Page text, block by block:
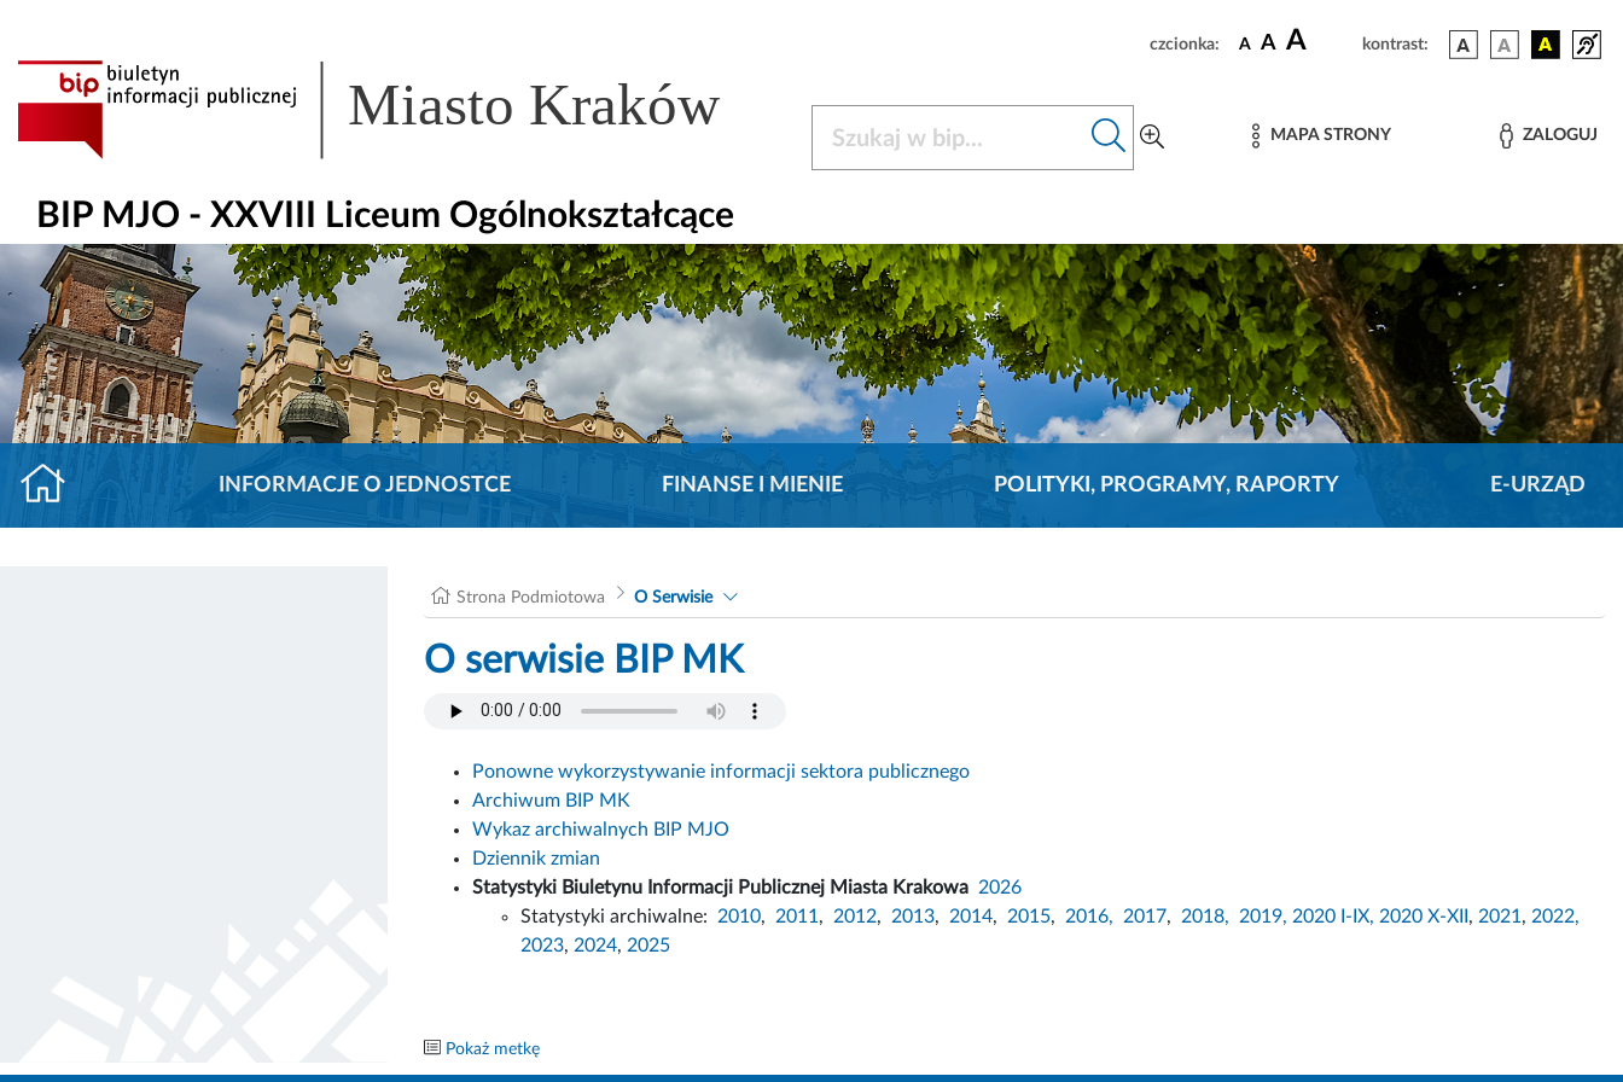
czcionka: A A A kontrast:
Miasto Kraków MAPA STRONY ZALOGUJ
BIP MJO - XXVIII Liceum Ogólnokształcące
INFORMACJE O JEDNOSTCE FINANSE I MIENIE POLITYKI, PROGRAMY, RAPORTY E-URZĄD
Strona Podmiotowa O Serwisie
O serwisie BIP MK
Ponowne wykorzystywanie informacji sektora publicznego
Archiwum BIP MK
Wykaz archiwalnych BIP MJO
Dziennik zmian
Statystyki Biuletynu Informacji Publicznej Miasta Krakowa 2026
Statystyki archiwalne: 2010, 2011, 2012, 2013, 2014, 2015, 2016, 2017, 2018, 2019, 2020 I-IX, 2020 X-XII, 2021, 2022,
2023, 2024, 2025
Pokaż metkę